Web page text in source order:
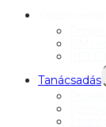
Tanácsadás